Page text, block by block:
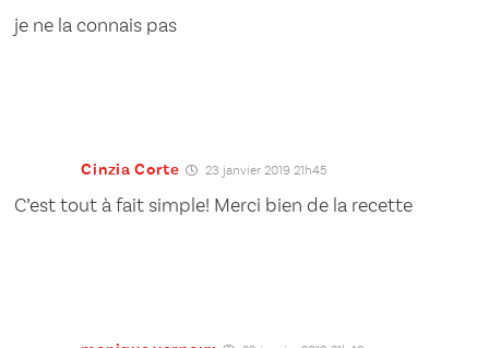
je ne la connais pas
Cinzia Corte 23 janvier 2019 21h45
C’est tout à fait simple! Merci bien de la recette